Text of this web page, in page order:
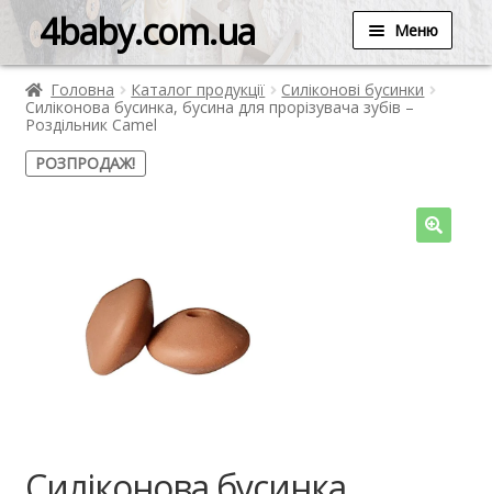
4baby.com.ua Меню
Головна Каталог продукції
Силіконові бусинки
Силіконова бусинка, бусина для прорізувача зубів –
Роздільник Camel
РОЗПРОДАЖ!